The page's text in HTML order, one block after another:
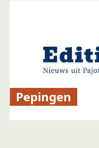
Pepingen